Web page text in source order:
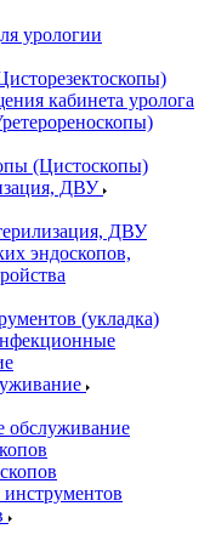
урологии
кабинета уролога
(Цистоскопы)
ДВУ
ДВУ
эндоскопов,
(укладка)
обслуживание